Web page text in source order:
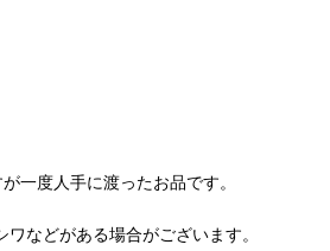
一度人手に渡ったお品です。
などがある場合がございます。